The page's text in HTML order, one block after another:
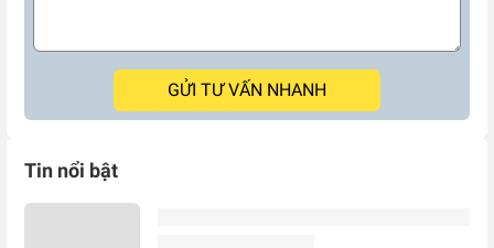
GỬI TƯ VẤN NHANH
Tin nổi bật